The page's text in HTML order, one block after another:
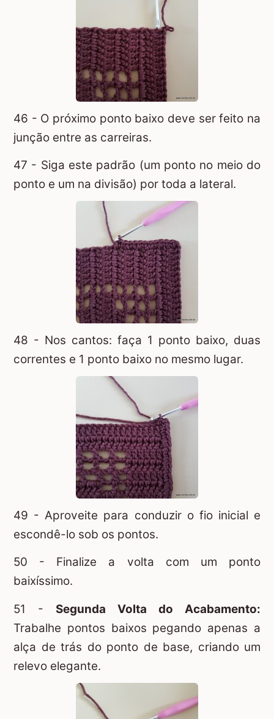
46 - O próximo ponto baixo deve ser feito na
junção entre as carreiras.
47 - Siga este padrão (um ponto no meio do
ponto e um na divisão) por toda a lateral.
48 - Nos cantos: faça 1 ponto baixo, duas
correntes e 1 ponto baixo no mesmo lugar.
49 - Aproveite para conduzir o fio inicial e
escondê-lo sob os pontos.
50 - Finalize a volta com um ponto
baixíssimo.
51 - Segunda Volta do Acabamento:
Trabalhe pontos baixos pegando apenas a
alça de trás do ponto de base, criando um
relevo elegante.